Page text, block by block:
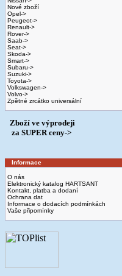
Nové zboží
Opel->
Peugeot->
Renault->
Rover->
Saab->
Seat->
Skoda->
Smart->
Subaru->
Suzuki->
Toyota->
Volkswagen->
Volvo->
Zpětné zrcátko universální
Zboží ve výprodeji
­ za SUPER ceny->
Informace
O nás
Elektronický katalog HARTSANT
Kontakt, platba a dodaní
Ochrana dat
Informace o dodacích podmínkách
Vaše připomínky